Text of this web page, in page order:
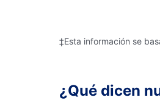
‡Esta información se
¿Qué dicen